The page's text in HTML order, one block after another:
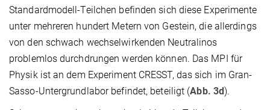
Standardmodell-Teilchen befinden sich diese Experimente
unter mehreren hundert Metern von Gestein, die allerdings
von den schwach wechselwirkenden Neutralinos
problemlos durchdrungen werden können. Das MPI für
Physik ist an dem Experiment CRESST, das sich im Gran-
Sasso-Untergrundlabor befindet, beteiligt (Abb. 3d).